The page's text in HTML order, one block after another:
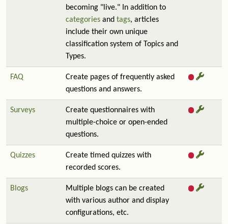
becoming "live." In addition to
categories and tags, articles
include their own unique
classification system of Topics and
Types.
FAQ
Create pages of frequently asked
questions and answers.
Surveys
Create questionnaires with
multiple-choice or open-ended
questions.
Quizzes
Create timed quizzes with
recorded scores.
Blogs
Multiple blogs can be created
with various author and display
configurations, etc.